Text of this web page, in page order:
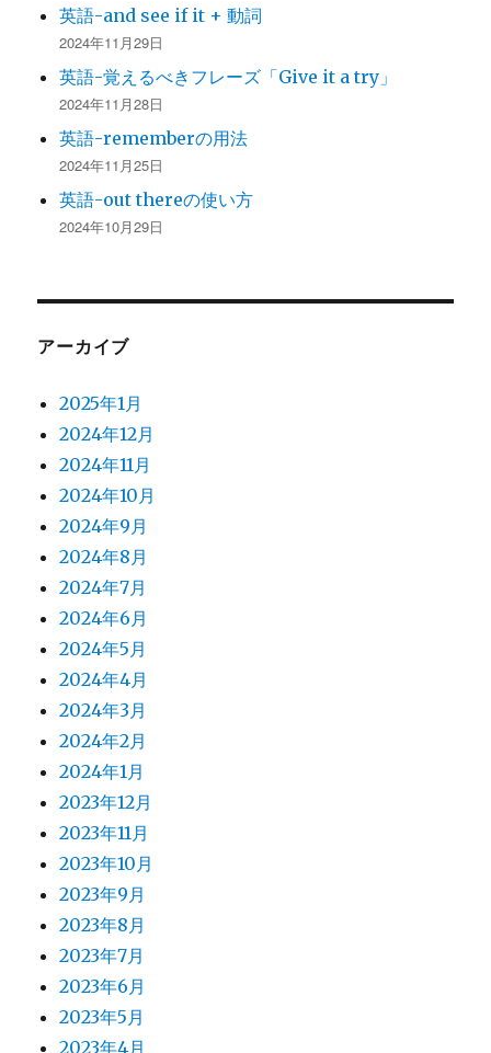
英語-and see if it + 動詞
2024年11月29日
英語-覚えるべきフレーズ「Give it a try」
2024年11月28日
英語-rememberの用法
2024年11月25日
英語-out thereの使い方
2024年10月29日
アーカイブ
2025年1月
2024年12月
2024年11月
2024年10月
2024年9月
2024年8月
2024年7月
2024年6月
2024年5月
2024年4月
2024年3月
2024年2月
2024年1月
2023年12月
2023年11月
2023年10月
2023年9月
2023年8月
2023年7月
2023年6月
2023年5月
2023年4月